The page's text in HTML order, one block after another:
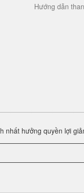
Hướng dẫn
nhất hưởng quyền lợi